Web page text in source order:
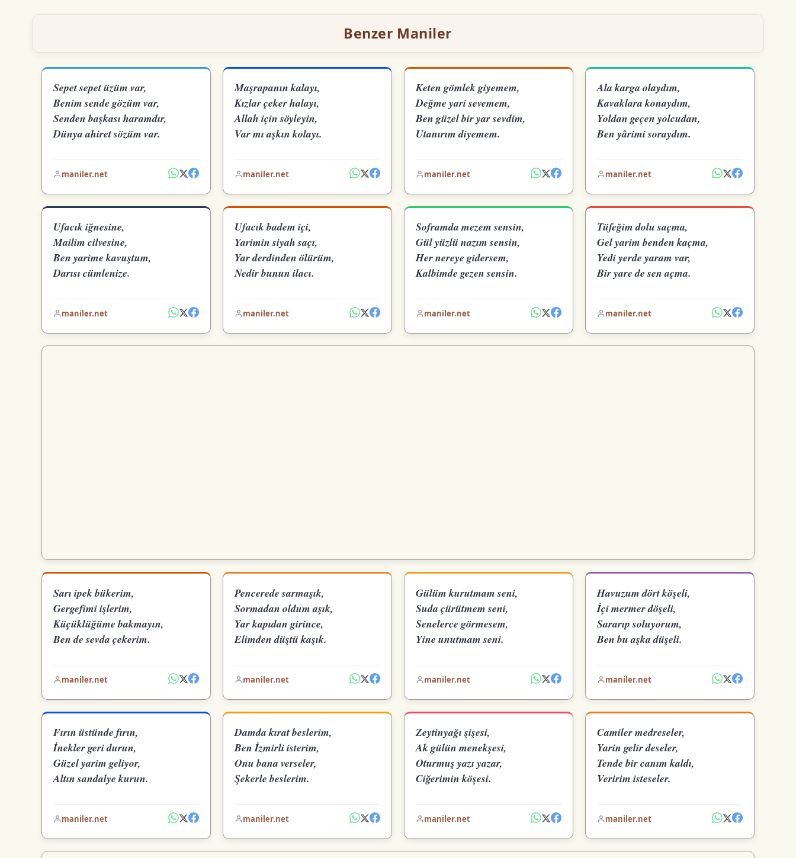
Benzer Maniler
Sepet sepet üzüm var,
Benim sende gözüm var,
Senden başkası haramdır,
Dünya ahiret sözüm var.
maniler.net
Maşrapanın kalayı,
Kızlar çeker halayı,
Allah için söyleyin,
Var mı aşkın kolayı.
maniler.net
Keten gömlek giyemem,
Değme yari sevemem,
Ben güzel bir yar sevdim,
Utanırım diyemem.
maniler.net
Ala karga olaydım,
Kavaklara konaydım,
Yoldan geçen yolcudan,
Ben yârimi soraydım.
maniler.net
Ufacık iğnesine,
Mailim cilvesine,
Ben yarime kavuştum,
Darısı cümlenize.
maniler.net
Ufacık badem içi,
Yarimin siyah saçı,
Yar derdinden ölürüm,
Nedir bunun ilacı.
maniler.net
Soframda mezem sensin,
Gül yüzlü nazım sensin,
Her nereye gidersem,
Kalbimde gezen sensin.
maniler.net
Tüfeğim dolu saçma,
Gel yarim benden kaçma,
Yedi yerde yaram var,
Bir yare de sen açma.
maniler.net
Sarı ipek bükerim,
Gergefimi işlerim,
Küçüklüğüme bakmayın,
Ben de sevda çekerim.
maniler.net
Pencerede sarmaşık,
Sormadan oldum aşık,
Yar kapıdan girince,
Elimden düştü kaşık.
maniler.net
Gülüm kurutmam seni,
Suda çürütmem seni,
Senelerce görmesem,
Yine unutmam seni.
maniler.net
Havuzum dört köşeli,
İçi mermer döşeli,
Sararıp soluyorum,
Ben bu aşka düşeli.
maniler.net
Fırın üstünde fırın,
İnekler geri durun,
Güzel yarim geliyor,
Altın sandalye kurun.
maniler.net
Damda kırat beslerim,
Ben İzmirli isterim,
Onu bana verseler,
Şekerle beslerim.
maniler.net
Zeytinyağı şişesi,
Ak gülün menekşesi,
Oturmuş yazı yazar,
Ciğerimin köşesi.
maniler.net
Camiler medreseler,
Yarin gelir deseler,
Tende bir canım kaldı,
Veririm isteseler.
maniler.net